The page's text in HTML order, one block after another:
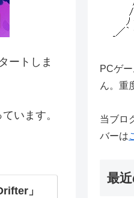
ートしま
います。
」
PCゲ
ん。重
当ブロ
バーは
最